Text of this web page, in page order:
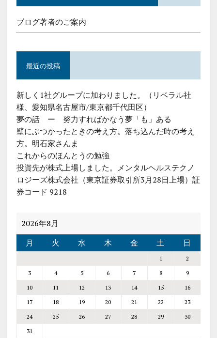
ブログ著者のご案内
最近の投稿
新しく1社グループに加わりました。（リベラル社
様、愛知県名古屋市/東京都千代田区）
夢の話 ー 努力すればかなう夢「も」ある
壁にぶつかったときの考え方。落ち込んだ時の考え
方。明石家さんま
これからのほんとうの勉強
投資先が株式上場しました。メンタルヘルステクノ
ロジーズ株式会社（東京証券取引所3月28日上場）証
券コード 9218
2026年8月
月
火 水 木 金 土 日
1
2
3
4 5 6 7 8
9
10
11 12 13 14 15
16
17
18 19 20 21 22
23
24
25 26 27 28 29
30
31